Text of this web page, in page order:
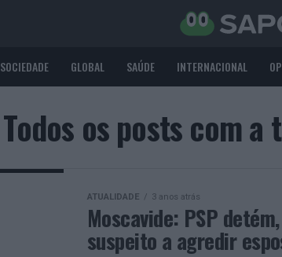
SOCIEDADE GLOBAL SAÚDE INTERNACIONAL
Todos os posts com a
ATUALIDADE 3 anos atrás
Moscavide: PSP
suspeito a agredir